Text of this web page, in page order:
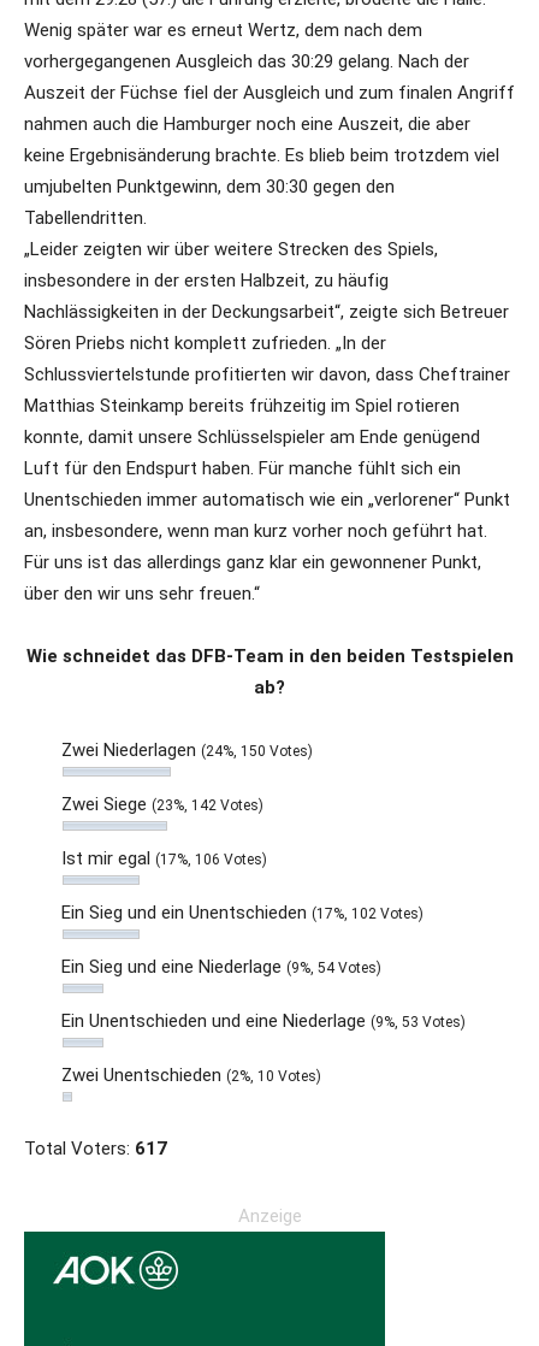
Wenig später war es erneut Wertz, dem nach dem
vorhergegangenen Ausgleich das 30:29 gelang. Nach der
Auszeit der Füchse fiel der Ausgleich und zum finalen Angriff
nahmen auch die Hamburger noch eine Auszeit, die aber
keine Ergebnisänderung brachte. Es blieb beim trotzdem viel
umjubelten Punktgewinn, dem 30:30 gegen den
Tabellendritten.
„Leider zeigten wir über weitere Strecken des Spiels,
insbesondere in der ersten Halbzeit, zu häufig
Nachlässigkeiten in der Deckungsarbeit“, zeigte sich Betreuer
Sören Priebs nicht komplett zufrieden. „In der
Schlussviertelstunde profitierten wir davon, dass Cheftrainer
Matthias Steinkamp bereits frühzeitig im Spiel rotieren
konnte, damit unsere Schlüsselspieler am Ende genügend
Luft für den Endspurt haben. Für manche fühlt sich ein
Unentschieden immer automatisch wie ein „verlorener“ Punkt
an, insbesondere, wenn man kurz vorher noch geführt hat.
Für uns ist das allerdings ganz klar ein gewonnener Punkt,
über den wir uns sehr freuen.“
Wie schneidet das DFB-Team in den beiden Testspielen
ab?
Zwei Niederlagen (24%, 150 Votes)
Zwei Siege (23%, 142 Votes)
Ist mir egal (17%, 106 Votes)
Ein Sieg und ein Unentschieden (17%, 102 Votes)
Ein Sieg und eine Niederlage (9%, 54 Votes)
Ein Unentschieden und eine Niederlage (9%, 53 Votes)
Zwei Unentschieden (2%, 10 Votes)
Total Voters: 617
Anzeige